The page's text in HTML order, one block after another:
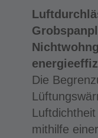
Die
mithilfe